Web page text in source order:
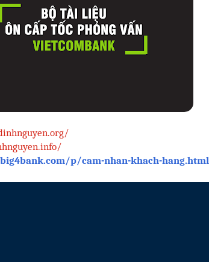
p/cam-nhan-khach-hang.html